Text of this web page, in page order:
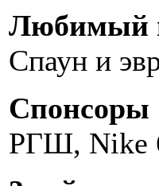
Любимый
Спаун и
Спонсоры
РГШ, Nike